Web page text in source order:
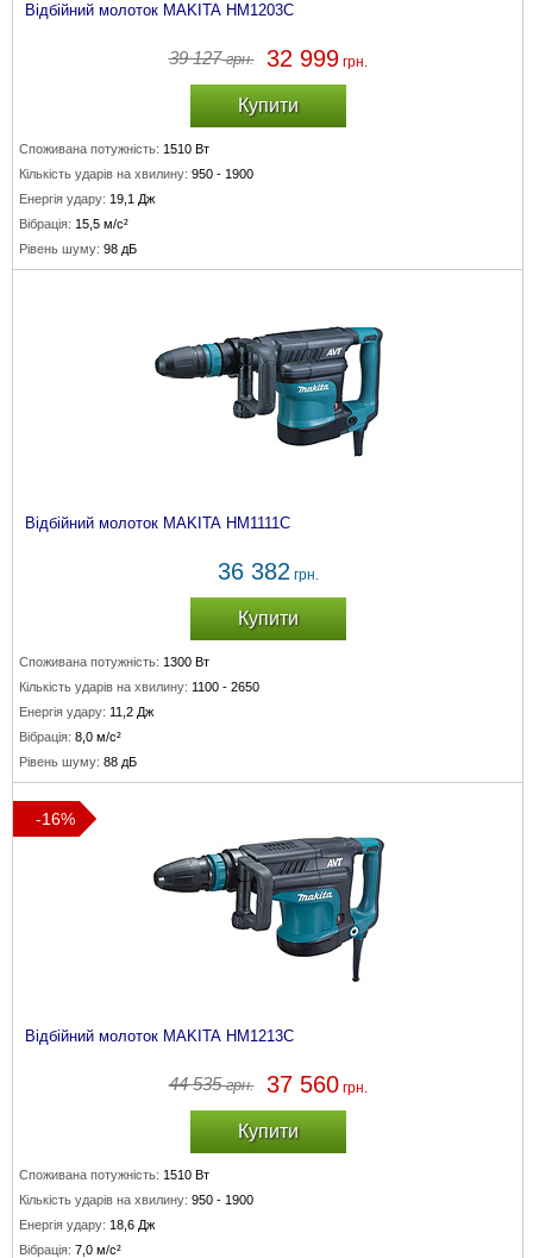
Відбійний молоток MAKITA HM1203C
39 127грн. 32 999грн.
Купити
Споживана потужність: 1510 Вт
Кількість ударів на хвилину: 950 - 1900
Енергія удару: 19,1 Дж
Вібрація: 15,5 м/с²
Рівень шуму: 98 дБ
Відбійний молоток MAKITA HM1111C
36 382грн.
Купити
Споживана потужність: 1300 Вт
Кількість ударів на хвилину: 1100 - 2650
Енергія удару: 11,2 Дж
Вібрація: 8,0 м/с²
Рівень шуму: 88 дБ
-16%
Відбійний молоток MAKITA HM1213C
44 535грн. 37 560грн.
Купити
Споживана потужність: 1510 Вт
Кількість ударів на хвилину: 950 - 1900
Енергія удару: 18,6 Дж
Вібрація: 7,0 м/с²